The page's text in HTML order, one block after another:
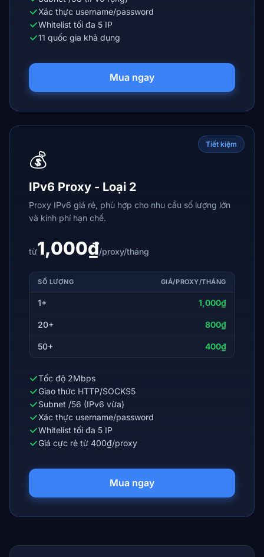
Xác thực username/password
Whitelist tối đa 5 IP
11 quốc gia khả dụng
Mua ngay
Tiết kiệm
💰
IPv6 Proxy - Loại 2
Proxy IPv6 giá rẻ, phù hợp cho nhu cầu số lượng lớn
và kinh phí hạn chế.
từ1,000₫/proxy/tháng
SỐ LƯỢNG GIÁ/PROXY/THÁNG
1+ 1,000₫
20+ 800₫
50+ 400₫
Tốc độ 2Mbps
Giao thức HTTP/SOCKS5
Subnet /56 (IPv6 vừa)
Xác thực username/password
Whitelist tối đa 5 IP
Giá cực rẻ từ 400₫/proxy
Mua ngay